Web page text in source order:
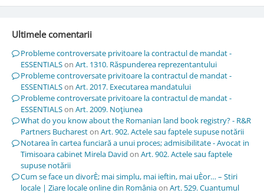
Ultimele comentarii
Probleme controversate privitoare la contractul de mandat -
ESSENTIALSon Art. 1310. Răspunderea reprezentantului
Probleme controversate privitoare la contractul de mandat -
ESSENTIALSon Art. 2017. Executarea mandatului
Probleme controversate privitoare la contractul de mandat -
ESSENTIALSon Art. 2009. Noţiunea
What do you know about the Romanian land book registry? - R&R
Partners Buchareston Art. 902. Actele sau faptele supuse notării
Notarea în cartea funciară a unui proces; admisibilitate - Avocat in
Timisoara cabinet Mirela David on Art. 902. Actele sau faptele
supuse notării
Cum se face un divorÈ; mai simplu, mai ieftin, mai uÈor… – Stiri
locale | Ziare locale online din Româniaon Art. 529. Cuantumul